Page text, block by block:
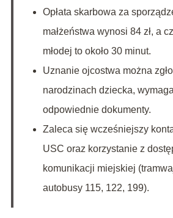
Opłata skarbowa za
małżeństwa wynosi 84 zł, a
młodej to około 30 minut.
Uznanie ojcostwa można
narodzinach dziecka,
odpowiednie dokumenty.
Zaleca się wcześniejszy
USC oraz korzystanie z
komunikacji miejskiej
autobusy 115, 122, 199).